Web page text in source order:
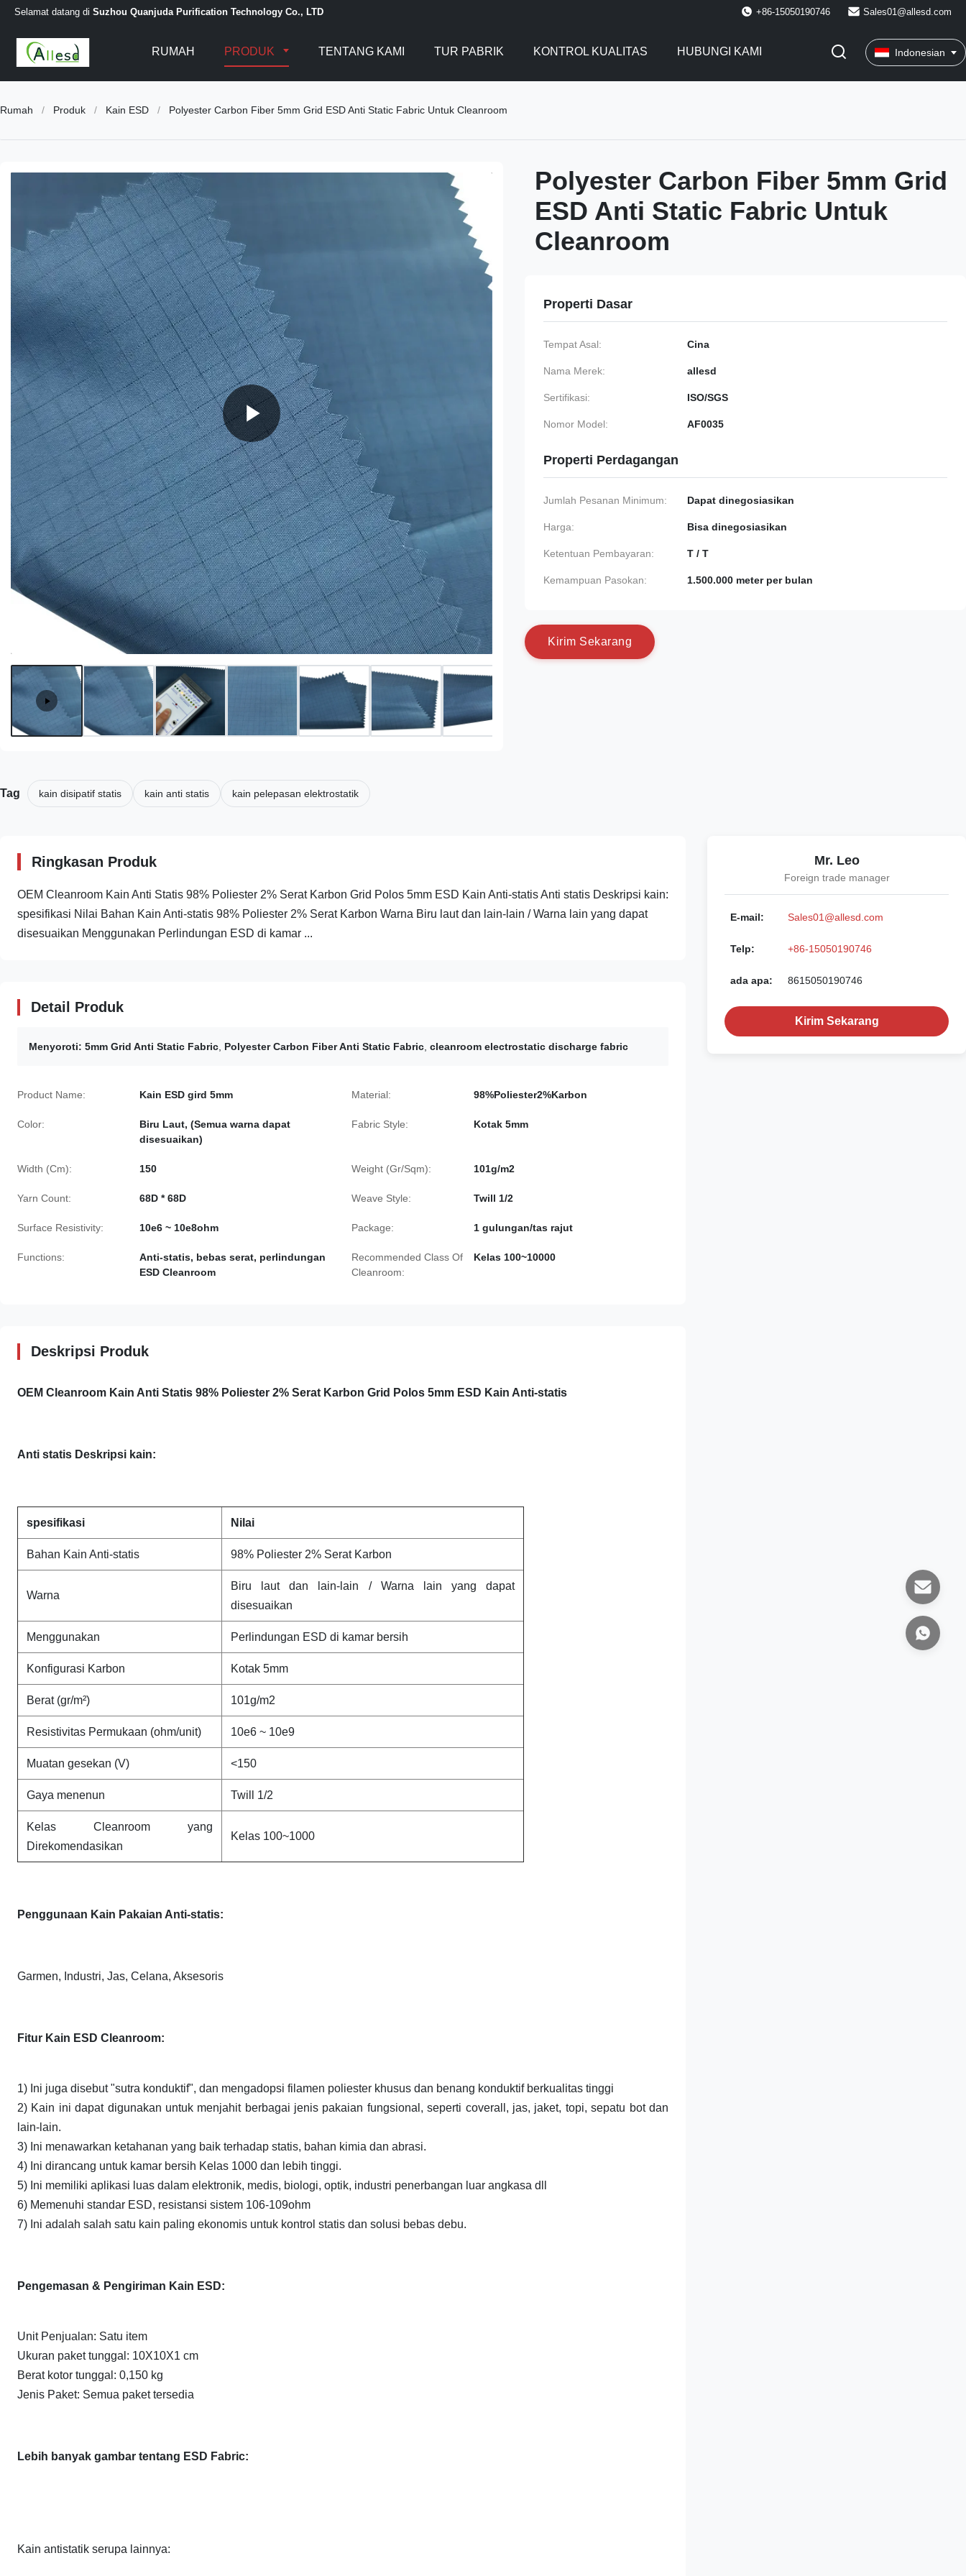
Selamat datang di Suzhou Quanjuda Purification Technology Co., LTD +86-15050190746 Sales01@allesd.com
RUMAH PRODUK TENTANG KAMI TUR PABRIK KONTROL KUALITAS HUBUNGI KAMI Indonesian
Rumah / Produk / Kain ESD / Polyester Carbon Fiber 5mm Grid ESD Anti Static Fabric Untuk Cleanroom
Polyester Carbon Fiber 5mm Grid
ESD Anti Static Fabric Untuk
Cleanroom
Properti Dasar
Tempat Asal: Cina
Nama Merek: allesd
Sertifikasi: ISO/SGS
Nomor Model: AF0035
Properti Perdagangan
Jumlah Pesanan Minimum: Dapat dinegosiasikan
Harga: Bisa dinegosiasikan
Ketentuan Pembayaran: T / T
Kemampuan Pasokan: 1.500.000 meter per bulan
Kirim Sekarang
Tag kain disipatif statis kain anti statis kain pelepasan elektrostatik
Ringkasan Produk
OEM Cleanroom Kain Anti Statis 98% Poliester 2% Serat Karbon Grid Polos 5mm ESD Kain Anti-statis Anti statis Deskripsi kain:
spesifikasi Nilai Bahan Kain Anti-statis 98% Poliester 2% Serat Karbon Warna Biru laut dan lain-lain / Warna lain yang dapat
disesuaikan Menggunakan Perlindungan ESD di kamar ...
Detail Produk
Menyoroti: 5mm Grid Anti Static Fabric Polyester Carbon Fiber Anti Static Fabric cleanroom electrostatic discharge fabric
Product Name: Kain ESD gird 5mm Material: 98%Poliester2%Karbon
Color:
Biru Laut, (Semua warna dapat
disesuaikan)
Fabric Style: Kotak 5mm
Width (Cm): 150 Weight (Gr/Sqm): 101g/m2
Yarn Count: 68D * 68D Weave Style: Twill 1/2
Surface Resistivity: 10e6 ~ 10e8ohm Package: 1 gulungan/tas rajut
Functions:
Anti-statis, bebas serat, perlindungan
ESD Cleanroom
Recommended Class Of
Cleanroom:
Kelas 100~10000
Deskripsi Produk
OEM Cleanroom Kain Anti Statis 98% Poliester 2% Serat Karbon Grid Polos 5mm ESD Kain Anti-statis
Anti statis Deskripsi kain:
spesifikasi Nilai
Bahan Kain Anti-statis 98% Poliester 2% Serat Karbon
Warna
Biru laut dan lain-lain / Warna lain yang dapat
disesuaikan
Menggunakan Perlindungan ESD di kamar bersih
Konfigurasi Karbon Kotak 5mm
Berat (gr/m²) 101g/m2
Resistivitas Permukaan (ohm/unit) 10e6 ~ 10e9
Muatan gesekan (V) <150
Gaya menenun Twill 1/2
Kelas Cleanroom yang
Direkomendasikan
Kelas 100~1000
Penggunaan Kain Pakaian Anti-statis:
Garmen, Industri, Jas, Celana, Aksesoris
Fitur Kain ESD Cleanroom:
1) Ini juga disebut "sutra konduktif", dan mengadopsi filamen poliester khusus dan benang konduktif berkualitas tinggi
2) Kain ini dapat digunakan untuk menjahit berbagai jenis pakaian fungsional, seperti coverall, jas, jaket, topi, sepatu bot dan
lain-lain.
3) Ini menawarkan ketahanan yang baik terhadap statis, bahan kimia dan abrasi.
4) Ini dirancang untuk kamar bersih Kelas 1000 dan lebih tinggi.
5) Ini memiliki aplikasi luas dalam elektronik, medis, biologi, optik, industri penerbangan luar angkasa dll
6) Memenuhi standar ESD, resistansi sistem 106-109ohm
7) Ini adalah salah satu kain paling ekonomis untuk kontrol statis dan solusi bebas debu.
Pengemasan & Pengiriman Kain ESD:
Unit Penjualan: Satu item
Ukuran paket tunggal: 10X10X1 cm
Berat kotor tunggal: 0,150 kg
Jenis Paket: Semua paket tersedia
Lebih banyak gambar tentang ESD Fabric:
Kain antistatik serupa lainnya:
Mr. Leo
Foreign trade manager
E-mail: Sales01@allesd.com
Telp: +86-15050190746
ada apa: 8615050190746
Kirim Sekarang